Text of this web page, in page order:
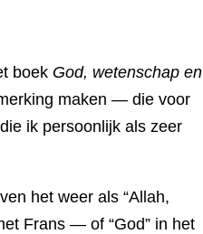
boek God, wetenschap en
maken — die voor
ik persoonlijk als zeer
het weer als “Allah,
Frans — of “God” in het